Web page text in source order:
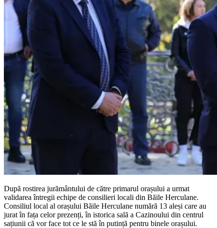
După rostirea jurământului de către primarul orașului a urmat
validarea întregii echipe de consilieri locali din Băile Herculane.
Consiliul local al orașului Băile Herculane numără 13 aleși care au
jurat în fața celor prezenți, în istorica sală a Cazinoului din centrul
sațiunii că vor face tot ce le stă în putință pentru binele orașului.